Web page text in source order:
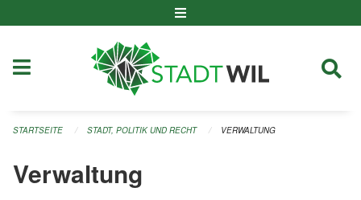
STARTSEITE STADT, POLITIK UND RECHT VERWALTUNG
Verwaltung